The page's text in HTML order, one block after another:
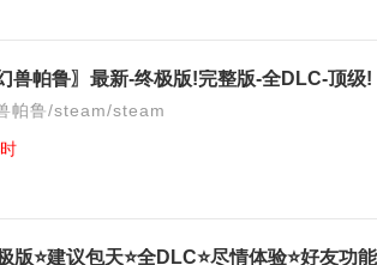
兽帕鲁〗最新-终极版!完整版-全DLC-顶级!
帕鲁/steam/steam